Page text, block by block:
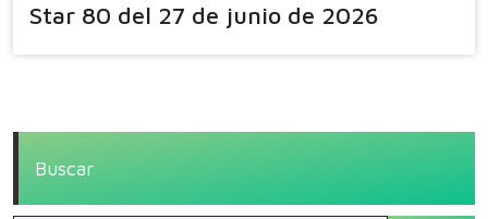
Star 80 del 27 de junio de 2026
Buscar